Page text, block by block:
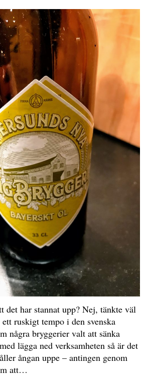
det har stannat upp? Nej, tänkte väl
ruskigt tempo i den svenska
några bryggerier valt att sänka
lägga ned verksamheten så är det
ångan uppe – antingen genom
att…